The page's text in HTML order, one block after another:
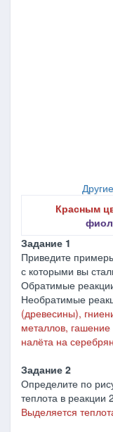
Красным
Задание 1
Приведите
с которыми вы
Обратимые
Необратимые
(древесины),
металлов,
налёта на
Задание 2
Определите по
теплота в реакции
Выделяется